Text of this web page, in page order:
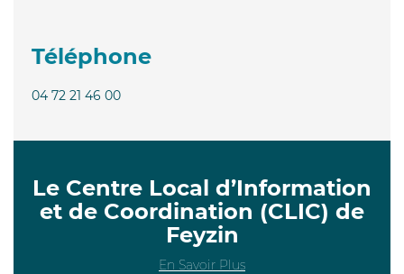
Téléphone
04 72 21 46 00
Le Centre Local d’Information
et de Coordination (CLIC) de
Feyzin
En Savoir Plus